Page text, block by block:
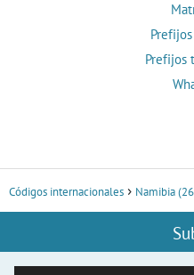
Prefijos
Códigos internacionales Namibia